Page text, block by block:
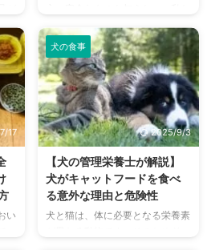
ど
う
れ
っ
ま
ャ
し
ち飼い主はそう考えています。し
かしキャットフードは多種多様に
販売されているため、実際に購入
するときは迷いますよね。 その
中でも関心の高い方が多い“無添
加のキャットフード”には、どの
ようなものがあるのでしょうか。
無添加であれば本当に良いものな
のか？無添加なら添加物は一切入
っていないのか？といった疑問に
もお答えします。知っているよう
で知らないポイントがある無添加
キャットフード。ぜひこの記事を
17
い
う
犬の食事
2025/9/3
【犬の管理栄養士が解説】
犬がキャットフードを食べ
る意外な理由と危険性
犬と猫は、体に必要となる栄養素
グフードは犬に、キャットフード